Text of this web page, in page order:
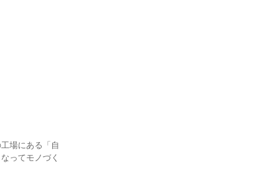
場にある「自
ってモノづく